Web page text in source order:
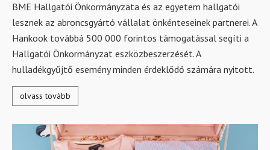
BME Hallgatói Önkormányzata és az egyetem hallgatói
lesznek az abroncsgyártó vállalat önkénteseinek partnerei. A
Hankook továbbá 500 000 forintos támogatással segíti a
Hallgatói Önkormányzat eszközbeszerzését. A
hulladékgyűjtő esemény minden érdeklődő számára nyitott.
olvass tovább